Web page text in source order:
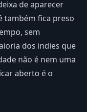
de aparecer
também fica preso
sem
dos indies que
não é nem uma
aberto é o